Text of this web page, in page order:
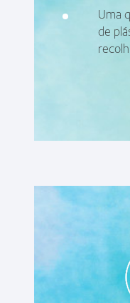
Uma
de